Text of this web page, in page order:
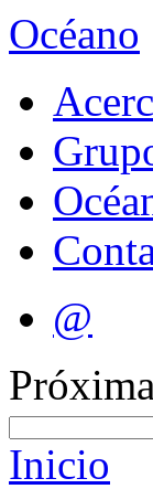
Océano
@
Inicio